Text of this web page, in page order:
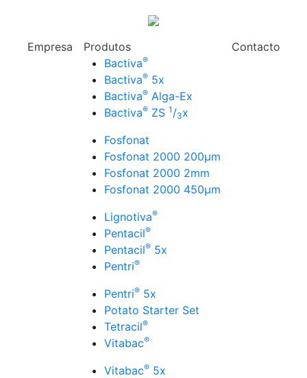
Empresa
Produtos
Bactiva®
Bactiva®5x
Bactiva®Alga-Ex
Bactiva®ZS 1 /3x
Fosfonat
Fosfonat 2000 200µm
Fosfonat 2000 2mm
Fosfonat 2000 450µm
Lignotiva®
Pentacil®
Pentacil®5x
Pentri®
Pentri®5x
Potato Starter Set
Tetracil®
Vitabac®
Vitabac®5x
Contacto